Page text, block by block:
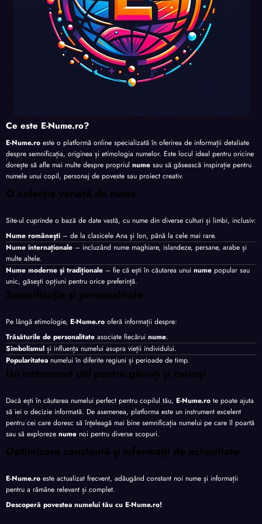
Ce este E-Nume.ro?
E-Nume.ro este o platformă online specializată în oferirea de informații detaliate
despre semnificația, originea și etimologia numelor. Este locul ideal pentru oricine
dorește să afle mai multe despre propriul nume sau să găsească inspirație pentru
numele unui copil, personaj de poveste sau proiect creativ.
O colecție variată de nume
Site-ul cuprinde o bază de date vastă, cu nume din diverse culturi și limbi, inclusiv:
Nume românești – de la clasicele Ana și Ion, până la cele mai rare.
Nume internaționale – incluzând nume maghiare, islandeze, persane, arabe și
multe altele.
Nume moderne și tradiționale – fie că ești în căutarea unui nume popular sau
unic, găsești opțiuni pentru orice preferință.
Semnificație și personalitate
Pe lângă etimologie, E-Nume.ro oferă informații despre:
Trăsăturile de personalitate asociate fiecărui nume.
Simbolismul și influența numelui asupra vieții individului.
Popularitatea numelui în diferite regiuni și perioade de timp.
Un instrument util pentru părinți și curioși
Dacă ești în căutarea numelui perfect pentru copilul tău, E-Nume.ro te poate ajuta
să iei o decizie informată. De asemenea, platforma este un instrument excelent
pentru cei care doresc să înțeleagă mai bine semnificația numelui pe care îl poartă
sau să exploreze nume noi pentru diverse scopuri.
Optimizare constantă și informații de actualitate
E-Nume.ro este actualizat frecvent, adăugând constant noi nume și informații
pentru a rămâne relevant și complet.
Descoperă povestea numelui tău cu E-Nume.ro!